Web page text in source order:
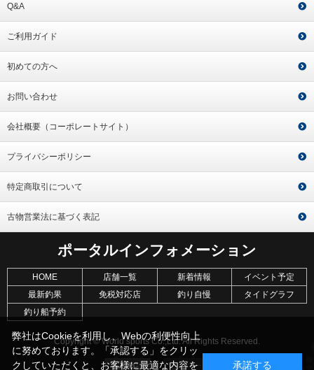
Q&A
ご利用ガイド
初めての方へ
お問い合わせ
会社概要（コーポレートサイト）
プライバシーポリシー
特定商取引について
古物営業法に基づく表記
ポータルインフォメーション
HOME 店舗一覧 新着情報
イベント予定
最新釣果
免税対応店 釣り自慢
タイドグラフ
釣り船予約
Copyright © World sports Co.,Ltd. All Rights Reserved.
弊社はCookieを利用し、Webの利便性向上
に努めております。「承認する」をクリッ
クしていただくと、お客様に最適な内容を
承諾する